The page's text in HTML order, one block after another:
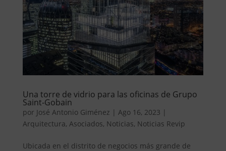
Una torre de vidrio para las oficinas de Grupo
Saint-Gobain
por José Antonio Giménez | Ago 16, 2023 |
Arquitectura, Asociados, Noticias, Noticias Revip
Ubicada en el distrito de negocios más grande de